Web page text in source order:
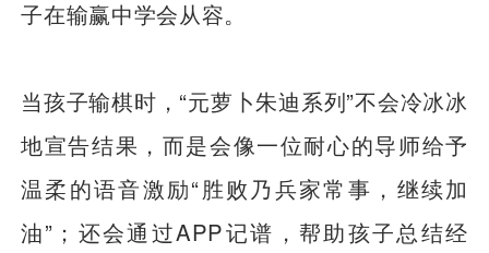
子在输赢中学会从容。
当孩子输棋时，“元萝卜朱迪系列”不会冷冰冰
地宣告结果，而是会像一位耐心的导师给予
温柔的语音激励“胜败乃兵家常事，继续加
油”；还会通过APP记谱，帮助孩子总结经